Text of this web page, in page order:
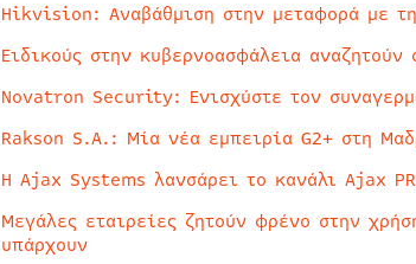
Hikvision: Αναβάθμιση στην μεταφορά με
Ειδικούς στην κυβερνοασφάλεια αναζητούν
Novatron Security: Ενισχύστε τον
Rakson S.A.: Μία νέα εμπειρία G2+ στη
Η Ajax Systems λανσάρει το κανάλι Ajax
Μεγάλες εταιρείες ζητούν φρένο στην
υπάρχουν